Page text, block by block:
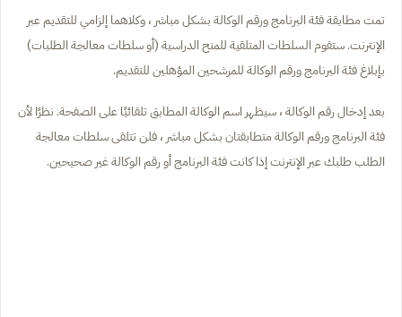
تمت مطابقة فئة البرنامج ورقم الوكالة بشكل مباشر ، وكلاهما إلزامي للتقديم عبر
الإنترنت. ستقوم السلطات المتلقية للمنح الدراسية (أو سلطات معالجة الطلبات)
بإبلاغ فئة البرنامج ورقم الوكالة للمرشحين المؤهلين للتقديم.
بعد إدخال رقم الوكالة ، سيظهر اسم الوكالة المطابق تلقائيًا على الصفحة. نظرًا لأن
فئة البرنامج ورقم الوكالة متطابقتان بشكل مباشر ، فلن تتلقى سلطات معالجة
الطلب طلبك عبر الإنترنت إذا كانت فئة البرنامج أو رقم الوكالة غير صحيحين.